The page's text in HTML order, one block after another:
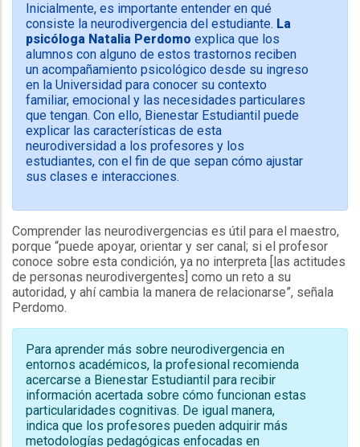
Inicialmente, es importante entender en qué
consiste la neurodivergencia del estudiante. La
psicóloga Natalia Perdomo explica que los
alumnos con alguno de estos trastornos reciben
un acompañamiento psicológico desde su ingreso
en la Universidad para conocer su contexto
familiar, emocional y las necesidades particulares
que tengan. Con ello, Bienestar Estudiantil puede
explicar las características de esta
neurodiversidad a los profesores y los
estudiantes, con el fin de que sepan cómo ajustar
sus clases e interacciones.
Comprender las neurodivergencias es útil para el maestro,
porque “puede apoyar, orientar y ser canal; si el profesor
conoce sobre esta condición, ya no interpreta [las actitudes
de personas neurodivergentes] como un reto a su
autoridad, y ahí cambia la manera de relacionarse”, señala
Perdomo.
Para aprender más sobre neurodivergencia en
entornos académicos, la profesional recomienda
acercarse a Bienestar Estudiantil para recibir
información acertada sobre cómo funcionan estas
particularidades cognitivas. De igual manera,
indica que los profesores pueden adquirir más
metodologías pedagógicas enfocadas en